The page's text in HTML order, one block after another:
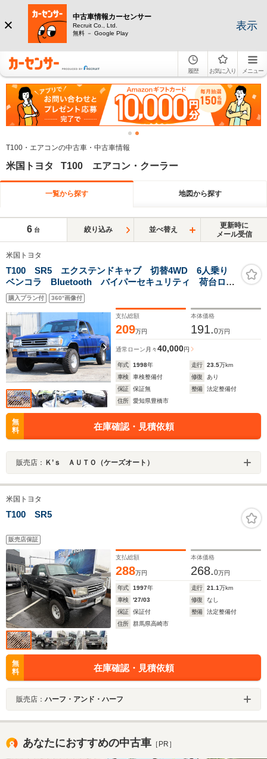
中古車情報カーセンサー
Recruit Co., Ltd.
無料 － Google Play
表示
履歴 お気に入り メニュー
T100・エアコンの中古車・中古車情報
米国トヨタ T100 エアコン・クーラー
一覧から探す 地図から探す
6 台 絞り込み 並べ替え
更新時に
メール受信
米国トヨタ
T100 SR5 エクステンドキャブ 切替4WD 6人乗り
ベンコラ Bluetooth バイパーセキュリティ 荷台ロー
ルハードカバー ETC ドラレコ NOxPM適合 V6エン
ジン3400cc マッドタイヤ
購入プラン付 360°画像付
支払総額
209万円
本体価格
191.0万円
通常ローン 月々40,000円
年式 1998年 走行 23.5万km
車検
車検整備付 修復
あり
保証
保証無 整備
法定整備付
住所
愛知県豊橋市
無
料
在庫確認・見積依頼
販売店： Ｋ’ｓ ＡＵＴＯ（ケーズオート）
米国トヨタ
T100 SR5
販売店保証
支払総額
288万円
本体価格
268.0万円
年式 1997年 走行 21.1万km
車検
'27/03 修復
なし
保証
保証付 整備
法定整備付
住所
群馬県高崎市
無
料
在庫確認・見積依頼
販売店： ハーフ・アンド・ハーフ
あなたにおすすめの中古車 ［PR］